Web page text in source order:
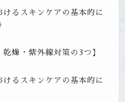
けるスキンケアの基本的に
乾燥・紫外線対策の3つ】
けるスキンケアの基本的に